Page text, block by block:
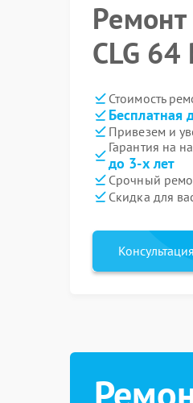
CLG 64
Стоимость
Бесплатная
Привезем и
Гарантия на
до 3-х лет
Срочный
Скидка для